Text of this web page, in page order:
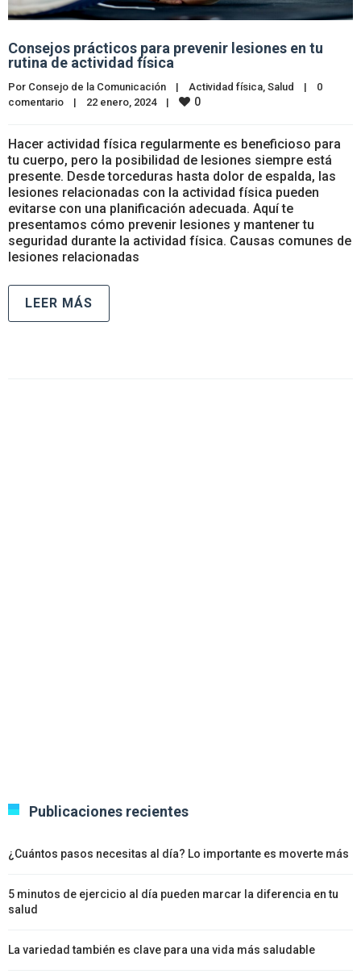
Consejos prácticos para prevenir lesiones en tu
rutina de actividad física
Por Consejo de la Comunicación | Actividad física Salud |
0
comentario
| 22 enero, 2024 | 0
Hacer actividad física regularmente es beneficioso para
tu cuerpo, pero la posibilidad de lesiones siempre está
presente. Desde torceduras hasta dolor de espalda, las
lesiones relacionadas con la actividad física pueden
evitarse con una planificación adecuada. Aquí te
presentamos cómo prevenir lesiones y mantener tu
seguridad durante la actividad física. Causas comunes de
lesiones relacionadas
LEER MÁS
Publicaciones recientes
¿Cuántos pasos necesitas al día? Lo importante es moverte más
5 minutos de ejercicio al día pueden marcar la diferencia en tu
salud
La variedad también es clave para una vida más saludable